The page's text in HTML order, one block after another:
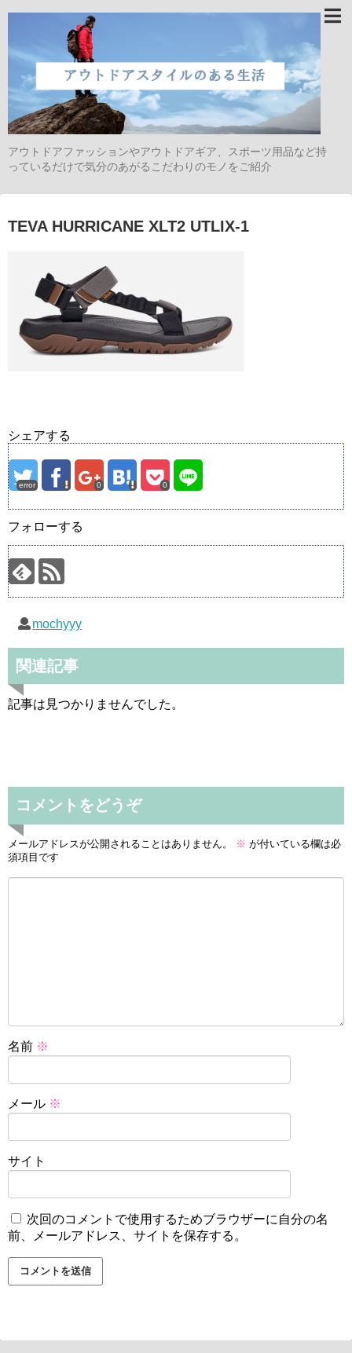
アウトドアファッションやアウトドアギア、スポーツ用品など持
っているだけで気分のあがるこだわりのモノをご紹介
TEVA HURRICANE XLT2 UTLIX-1
シェアする
error 0 0
フォローする
mochyyy
関連記事
記事は見つかりませんでした。
コメントをどうぞ
メールアドレスが公開されることはありません。 ※ が付いている欄は必
須項目です
名前 ※
メール ※
サイト
次回のコメントで使用するためブラウザーに自分の名
前、メールアドレス、サイトを保存する。